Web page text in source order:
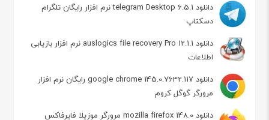
دانلود telegram Desktop 6.5.1 نرم افزار رایگان تلگرام
دسکتاپ
دانلود auslogics file recovery Pro 12.1.1 نرم افزار بازیابی
اطلاعات
دانلود google chrome 145.0.7632.117 رایگان نرم افزار
مرورگر گوگل کروم
دانلود mozilla firefox 148.0 مرورگر موزیلا فایرفاکس